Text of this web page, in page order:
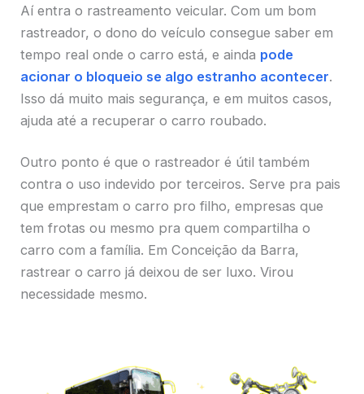
Aí entra o rastreamento veicular. Com um bom
rastreador, o dono do veículo consegue saber em
tempo real onde o carro está, e ainda pode
acionar o bloqueio se algo estranho acontecer.
Isso dá muito mais segurança, e em muitos casos,
ajuda até a recuperar o carro roubado.
Outro ponto é que o rastreador é útil também
contra o uso indevido por terceiros. Serve pra pais
que emprestam o carro pro filho, empresas que
tem frotas ou mesmo pra quem compartilha o
carro com a família. Em Conceição da Barra,
rastrear o carro já deixou de ser luxo. Virou
necessidade mesmo.